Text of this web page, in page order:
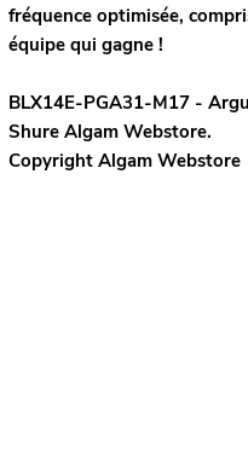
fréquence optimisée,
équipe qui gagne !
BLX14E-PGA31-M17 -
ShureAlgam Webstore.
Copyright Algam Webstore